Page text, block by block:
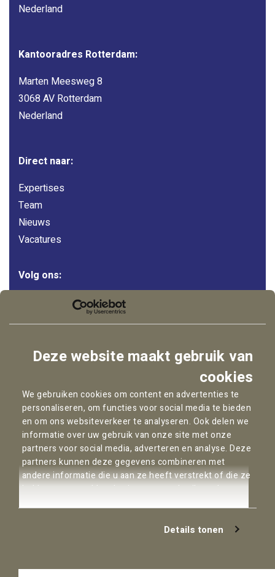
Deze website maakt gebruik van
cookies
We gebruiken cookies om content en advertenties te
personaliseren, om functies voor social media te bieden
en om ons websiteverkeer te analyseren. Ook delen we
informatie over uw gebruik van onze site met onze
partners voor social media, adverteren en analyse. Deze
partners kunnen deze gegevens combineren met
andere informatie die u aan ze heeft verstrekt of die ze
hebben verzameld op basis van uw gebruik van hun
Details tonen
Nederland
Kantooradres Rotterdam:
Marten Meesweg 8
3068 AV Rotterdam
Nederland
Direct naar:
Expertises
Team
Nieuws
Vacatures
Volg ons:
YouTube
Copyright © 2026Pallas Advocaten
Privacybeleid
Cookie statement
Algemene Voorwaarden
Disclaimer
AI-Beleid
wij geen stichting derdengelden hebben